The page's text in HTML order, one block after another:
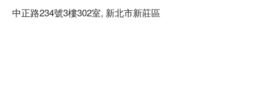
中正路234號3樓302室, 新北市新莊區